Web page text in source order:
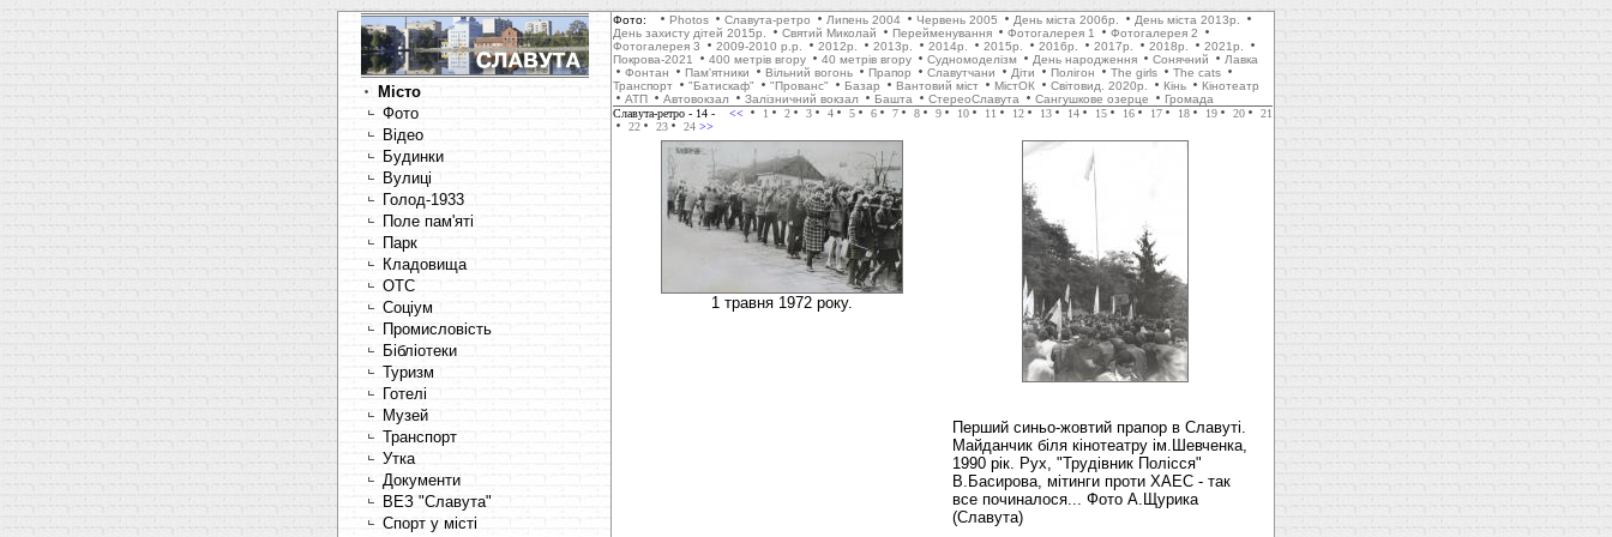
Місто
Фото
Відео
Будинки
Вулиці
Голод-1933
Поле пам'яті
Парк
Кладовища
OTC
Соціум
Промисловість
Бібліотеки
Туризм
Готелі
Музей
Транспорт
Утка
Документи
ВЕЗ "Славута"
Спорт у місті
Фото: Photos Славута-ретро Липень 2004 Червень 2005 День міста 2006р.
День міста 2013р.
День захисту дітей 2015р.
Святий Миколай Перейменування Фотогалерея 1
Фотогалерея 2
Фотогалерея 3
2009-2010 р.р. 2012р. 2013р. 2014р. 2015р. 2016р. 2017р. 2018р.
2021р.
Покрова-2021
400 метрів вгору 40 метрів вгору Cудномоделізм День народження Сонячний
Лавка
Фонтан
Пам'ятники Вільний вогонь Прапор Славутчани Діти Полігон The girls
The cats
Транспорт
"Батискаф" "Прованс" Базар Вантовий міст МістОК Світовид. 2020р. Кінь
Кінотеатр
АТП
Автовокзал Залізничний вокзал Башта СтереоСлавута Сангушкове озерце
Громада
Славута-ретро - 14 - << 1 2 3 4 5 6 7 8 9 10 11 12 13 14 15 16 17 18 19 20
21
22
23 24 >>
1 травня 1972 року.
Перший синьо-жовтий прапор в Славуті.
Майданчик біля кінотеатру ім.Шевченка,
1990 рік. Рух, "Трудівник Полісся"
В.Басирова, мітинги проти ХАЕС - так
все починалося... Фото А.Щурика
(Славута)